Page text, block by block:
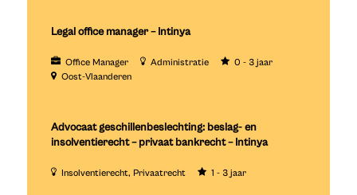
Legal office manager – Intinya
Office Manager Administratie
0 - 3 jaar
Oost-Vlaanderen
Advocaat geschillenbeslechting: beslag- en
insolventierecht – privaat bankrecht – Intinya
Insolventierecht Privaatrecht 1 - 3 jaar